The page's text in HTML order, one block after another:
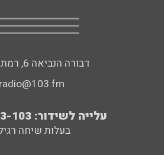
דבורה הנביאה 6, רמת השרון
radio@103.fm
עלייה לשידור: 0552-103-103
בעלות שיחה